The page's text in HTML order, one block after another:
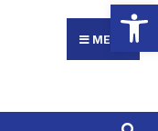
Ouvrir
MENU